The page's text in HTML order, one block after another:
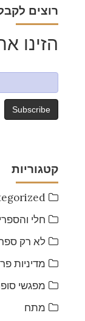
?רוצים
הזינו
קטגוריות
חלי
לא רק
מדיניות
מפגשי
מתח